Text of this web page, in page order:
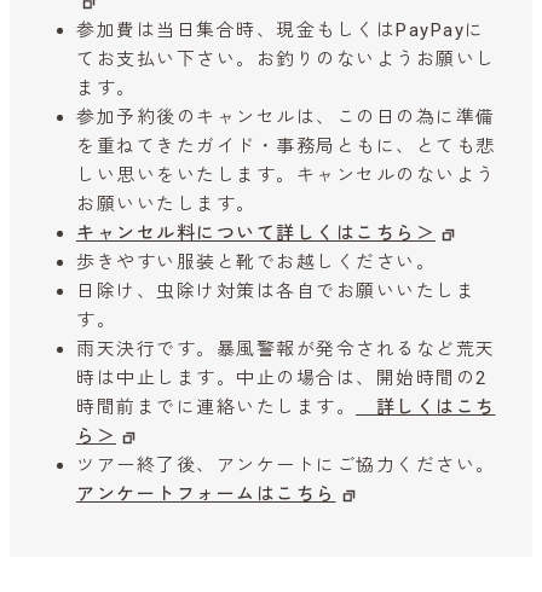
参加費は当日集合時、現金もしくはPayPayに
てお支払い下さい。お釣りのないようお願いし
ます。
参加予約後のキャンセルは、この日の為に準備
を重ねてきたガイド・事務局ともに、とても悲
しい思いをいたします。キャンセルのないよう
お願いいたします。
キャンセル料について詳しくはこちら＞
歩きやすい服装と靴でお越しください。
日除け、虫除け対策は各自でお願いいたしま
す。
雨天決行です。暴風警報が発令されるなど荒天
時は中止します。中止の場合は、開始時間の2
時間前までに連絡いたします。
詳しくはこち
ら＞
ツアー終了後、アンケートにご協力ください。
アンケートフォームはこちら